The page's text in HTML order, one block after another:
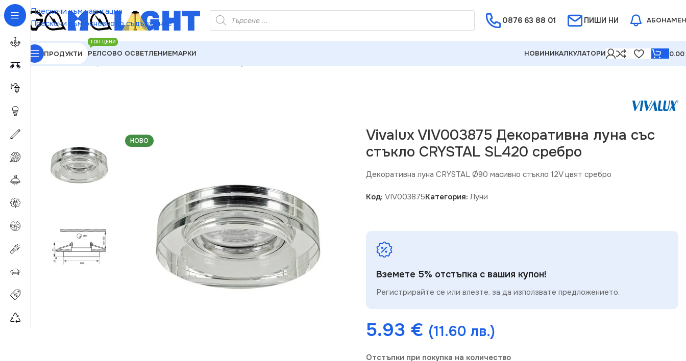
Прескочи към навигация
Прескочи към основното съдържание
ХЕЙ ТИ! РЕГИСТРИРАЙ СЕ И ВЗЕМИ КУПОН ЗА НАМАЛЕНИЕ ОТ 5% 0876 63 88 01 ПИШИ НИ
ПРОДУКТИ РЕЛСОВО ОСВЕТЛЕНИЕ
ТОП ЦЕНИ
МАРКИ НОВИНИКАЛКУЛАТОРИ 0.00
GAMALIGHT»
НОВО
Vivalux VIV003875 Декоративна луна със
стъкло CRYSTAL SL420 сребро
Декоративна луна CRYSTAL Ø90 масивно стъкло 12V цвят сребро
Код: VIV003875Категория: Луни
Вземете 5% отстъпка с вашия купон!
Регистрирайте се или влезте, за да използвате предложението.
5.93 € (11.60 лв.)
Отстъпки при покупка на количество